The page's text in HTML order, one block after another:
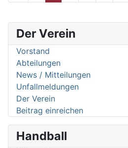
Der Verein
Vorstand
Abteilungen
News / Mitteilungen
Unfallmeldungen
Der Verein
Beitrag einreichen
Handball